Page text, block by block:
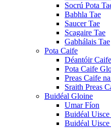
Socrú Pota
Babhla Tae
Saucer Tae
Scagaire Tae
Gabhálais Tae
Pota Caife
Déantóir
Pota Caife
Preas Caife
Sraith Preas
Buidéal Gloine
Umar Fíon
Buidéal
Buidéal